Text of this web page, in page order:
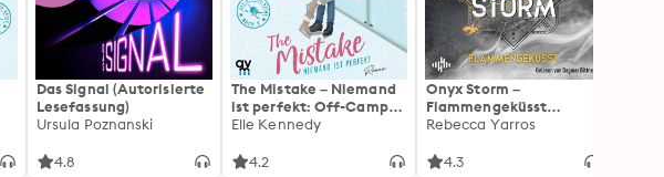
Das Signal (Autorisierte
Lesefassung)
Ursula Poznanski
4.8
The Mistake – Niemand
ist perfekt: Off-Campus
2 | Roman
Elle Kennedy
4.2
Onyx Storm –
Flammengeküsst
(Flammengeküsst-Reihe
Fortsetzung von »Fourth
Rebecca Yarros
4.3